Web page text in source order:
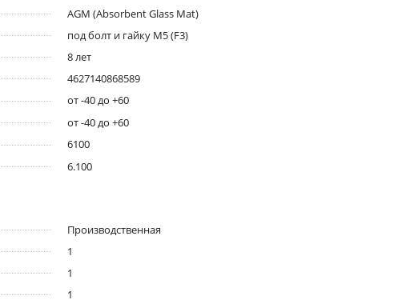
AGM (Absorbent Glass Mat)
под болт и гайку M5 (F3)
8 лет
4627140868589
от -40 до +60
от -40 до +60
6100
6.100
Производственная
1
1
1